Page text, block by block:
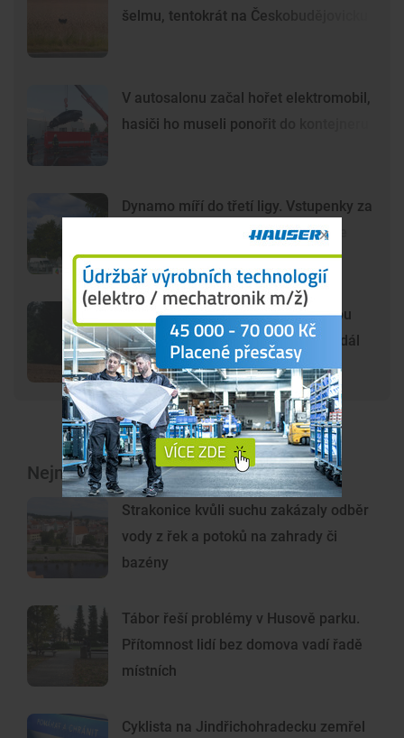
šelmu, tentokrát na Českobudějovicku
V autosalonu začal hořet elektromobil,
hasiči ho museli ponořit do kontejneru
Dynamo míří do třetí ligy. Vstupenky za
80 korun už na internetu nekoupíte
Šelma na jihu Čech? Záběry mohou
zachycovat kočku, policie hlášení dál
prověřuje
Nejnovější články
Strakonice kvůli suchu zakázaly odběr
vody z řek a potoků na zahrady či
bazény
Tábor řeší problémy v Husově parku.
Přítomnost lidí bez domova vadí řadě
místních
Cyklista na Jindřichohradecku zemřel